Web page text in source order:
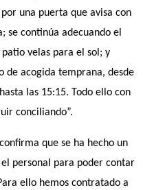
una puerta que avisa con
se continúa adecuando el
velas para el sol; y
de acogida temprana, desde
las 15:15. Todo ello con
conciliando”.
que se ha hecho un
personal para poder contar
ello hemos contratado a